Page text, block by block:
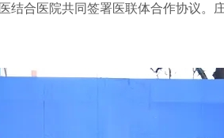
合医院共同签署医联体合作协议。